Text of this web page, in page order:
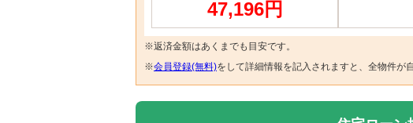
47,196円
※返済金額はあくまでも目安です。
※会員登録(無料)をして詳細情報を記入されますと、全物件が